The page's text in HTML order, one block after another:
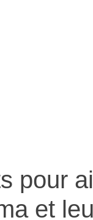
pour
et